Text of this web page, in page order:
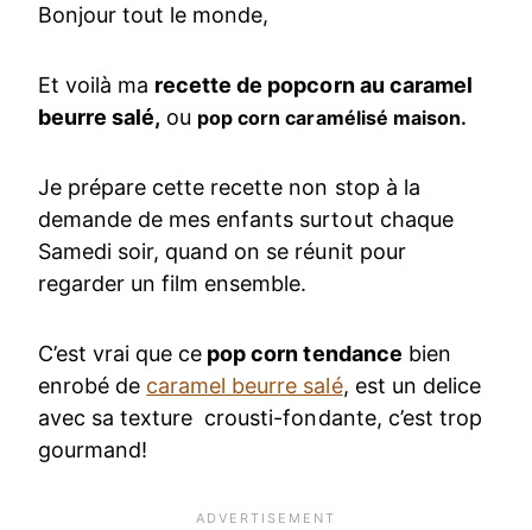
Bonjour tout le monde,
Et voilà ma recette de popcorn au caramel
beurre salé, ou pop corn caramélisé maison.
Je prépare cette recette non stop à la
demande de mes enfants surtout chaque
Samedi soir, quand on se réunit pour
regarder un film ensemble.
C’est vrai que ce pop corn tendance bien
enrobé de caramel beurre salé, est un delice
avec sa texture crousti-fondante, c’est trop
gourmand!